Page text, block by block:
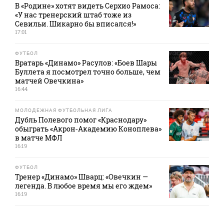
В «Родине» хотят видеть Серхио Рамоса:
«У нас тренерский штаб тоже из
Севильи. Шикарно бы вписался!»
17:01
ФУТБОЛ
Вратарь «Динамо» Расулов: «Боев Шары
Буллета я посмотрел точно больше, чем
матчей Овечкина»
16:44
МОЛОДЕЖНАЯ ФУТБОЛЬНАЯ ЛИГА
Дубль Полевого помог «Краснодару»
обыграть «Акрон‑Академию Коноплева»
в матче МФЛ
16:19
ФУТБОЛ
Тренер «Динамо» Шварц: «Овечкин —
легенда. В любое время мы его ждем»
16:19